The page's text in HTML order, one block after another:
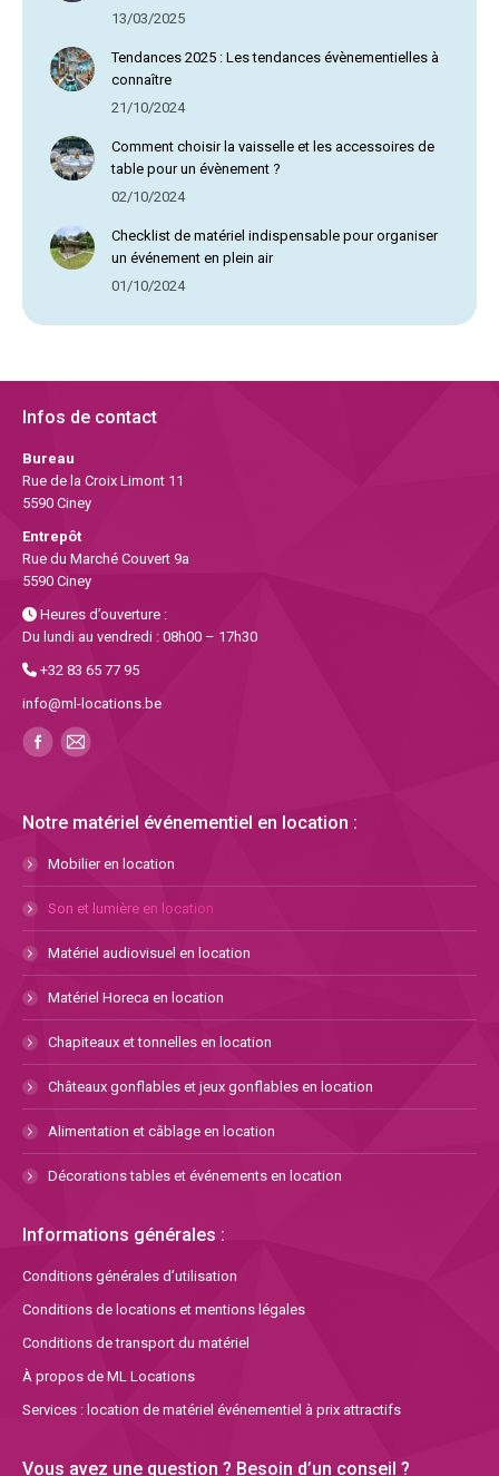
13/03/2025
Tendances 2025 : Les tendances évènementielles à
connaître
21/10/2024
Comment choisir la vaisselle et les accessoires de
table pour un évènement ?
02/10/2024
Checklist de matériel indispensable pour organiser
un événement en plein air
01/10/2024
Infos de contact
Bureau
Rue de la Croix Limont 11
5590 Ciney
Entrepôt
Rue du Marché Couvert 9a
5590 Ciney
Heures d’ouverture :
Du lundi au vendredi : 08h00 – 17h30
+32 83 65 77 95
info@ml-locations.be
Notre matériel événementiel en location :
Mobilier en location
Son et lumière en location
Matériel audiovisuel en location
Matériel Horeca en location
Chapiteaux et tonnelles en location
Châteaux gonflables et jeux gonflables en location
Alimentation et câblage en location
Décorations tables et événements en location
Informations générales :
Conditions générales d’utilisation
Conditions de locations et mentions légales
Conditions de transport du matériel
À propos de ML Locations
Services : location de matériel événementiel à prix attractifs
Vous avez une question ? Besoin d’un conseil ?